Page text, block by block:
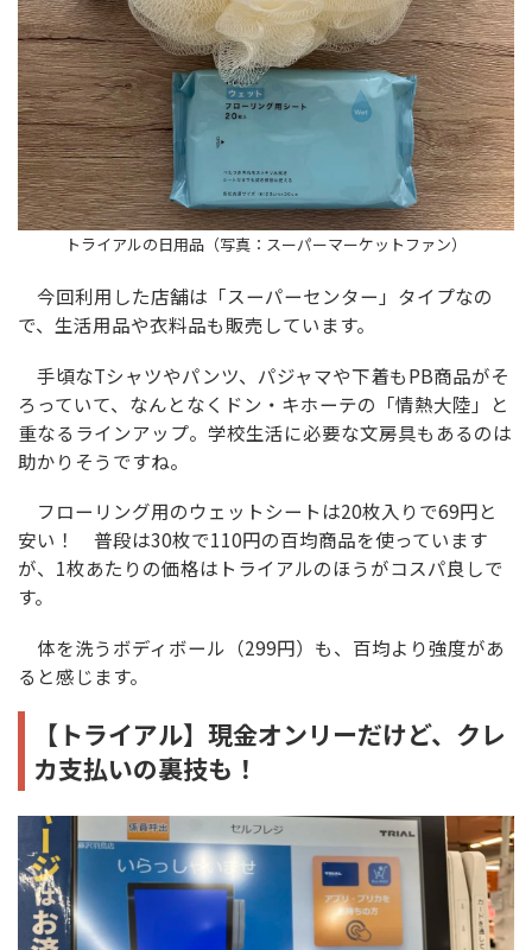
トライアルの日用品（写真：スーパーマーケットファン）
今回利用した店舗は「スーパーセンター」タイプなの
で、生活用品や衣料品も販売しています。
手頃なTシャツやパンツ、パジャマや下着もPB商品がそ
ろっていて、なんとなくドン・キホーテの「情熱大陸」と
重なるラインアップ。学校生活に必要な文房具もあるのは
助かりそうですね。
フローリング用のウェットシートは20枚入りで69円と
安い！ 普段は30枚で110円の百均商品を使っています
が、1枚あたりの価格はトライアルのほうがコスパ良しで
す。
体を洗うボディボール（299円）も、百均より強度があ
ると感じます。
【トライアル】現金オンリーだけど、クレ
カ支払いの裏技も！